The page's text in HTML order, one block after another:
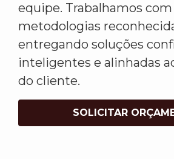
equipe. Trabalhamos
metodologias
entregando soluções
inteligentes e alinhadas
do cliente.
SOLICITAR